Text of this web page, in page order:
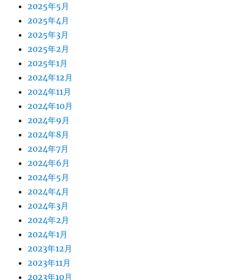
2025年5月
2025年4月
2025年3月
2025年2月
2025年1月
2024年12月
2024年11月
2024年10月
2024年9月
2024年8月
2024年7月
2024年6月
2024年5月
2024年4月
2024年3月
2024年2月
2024年1月
2023年12月
2023年11月
2023年10月